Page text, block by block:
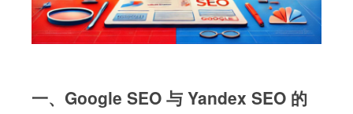
一、Google SEO 与 Yandex SEO 的